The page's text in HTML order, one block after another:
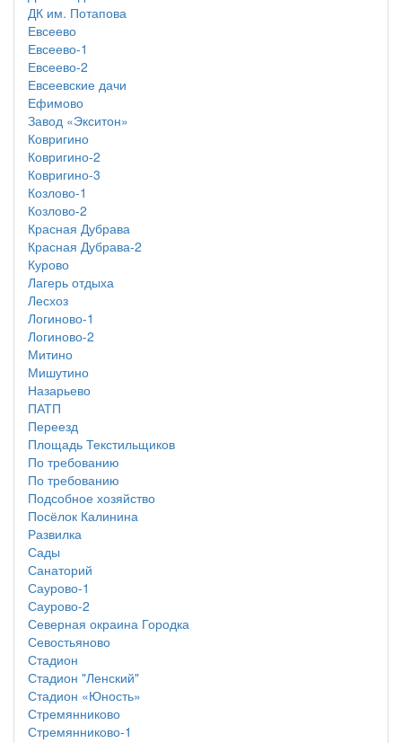
ДК им. Потапова
Евсеево
Евсеево-1
Евсеево-2
Евсеевские дачи
Ефимово
Завод «Экситон»
Ковригино
Ковригино-2
Ковригино-3
Козлово-1
Козлово-2
Красная Дубрава
Красная Дубрава-2
Курово
Лагерь отдыха
Лесхоз
Логиново-1
Логиново-2
Митино
Мишутино
Назарьево
ПАТП
Переезд
Площадь Текстильщиков
По требованию
По требованию
Подсобное хозяйство
Посёлок Калинина
Развилка
Сады
Санаторий
Саурово-1
Саурово-2
Северная окраина Городка
Севостьяново
Стадион
Стадион "Ленский"
Стадион «Юность»
Стремянниково
Стремянниково-1